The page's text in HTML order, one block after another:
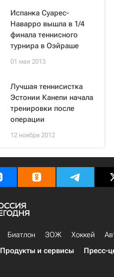
Испанка Суарес-
Наварро вышла в 1/4
финала теннисного
турнира в Оэйраше
01 мая 2013
Лучшая теннисистка
Эстонии Канепи начала
тренировки после
операции
12 ноября 2012
Биатлон ЗОЖ Хоккей
Продукты и сервисы Пресс-